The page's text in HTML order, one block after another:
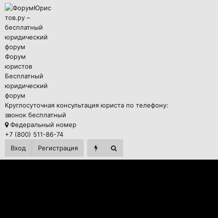
Форум
юристов
Бесплатный
юридический
форум
Круглосуточная консультация юриста по телефону:
звонок бесплатный
Федеральный номер
+7 (800) 511-86-74
Вход
Регистрация